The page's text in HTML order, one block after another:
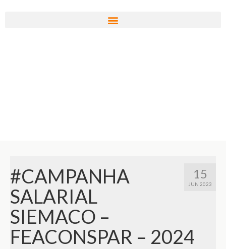
15
JUN 2023
#CAMPANHA
SALARIAL
SIEMACO –
FEACONSPAR – 2024